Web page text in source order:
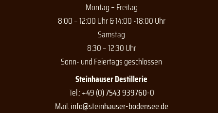
Montag – Freitag
8:00 – 12:00 Uhr & 14:00 -18:00 Uhr
Samstag
8:30 – 12:30 Uhr
Sonn- und Feiertags geschlossen
Steinhauser Destillerie
Tel.:+49 (0) 7543 939760-0
Mail:info@steinhauser-bodensee.de